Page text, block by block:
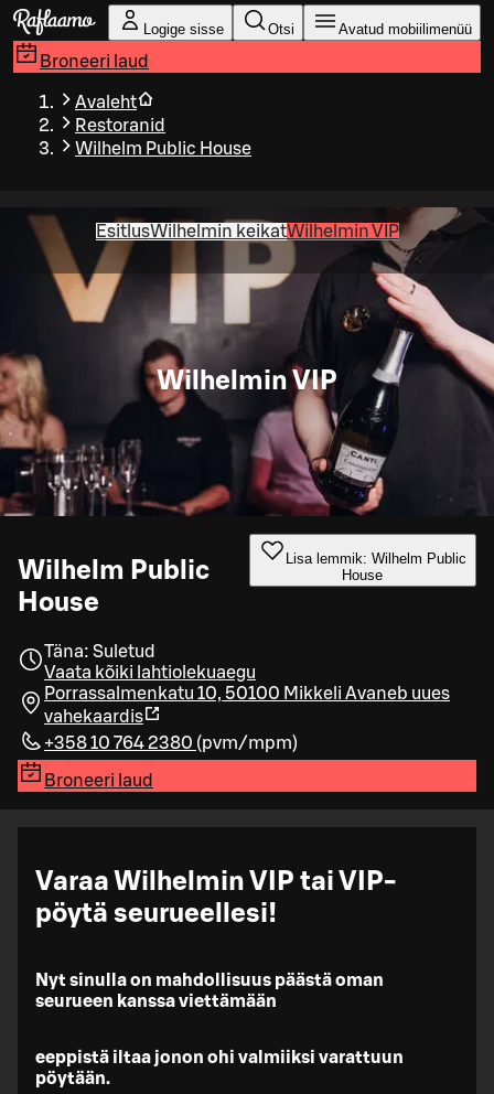
Liigu peamise sisu juurde
Logige sisse Otsi Avatud mobiilimenüü
Broneeri laud
Avaleht
Restoranid
Wilhelm Public House
EsitlusWilhelmin keikatWilhelmin VIP
Wilhelmin VIP
Wilhelm Public
House
Lisa lemmik: Wilhelm Public
House
Täna: Suletud
Vaata kõiki lahtiolekuaegu
Porrassalmenkatu 10, 50100 Mikkeli Avaneb uues
vahekaardis
+358 10 764 2380 (pvm/mpm)
Broneeri laud
Varaa Wilhelmin VIP tai VIP-
pöytä seurueellesi!
Nyt sinulla on mahdollisuus päästä oman
seurueen kanssa viettämään
eeppistä iltaa jonon ohi valmiiksi varattuun
pöytään.